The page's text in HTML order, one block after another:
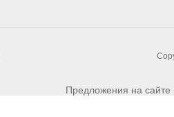
Предложения на